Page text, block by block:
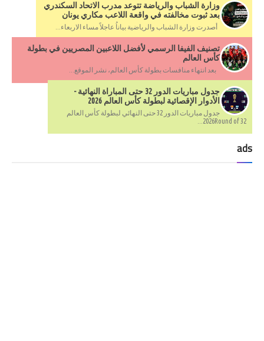
وزارة الشباب والرياضة تتوعد مدرب الاتحاد السكندري
بعد ثبوت مخالفته في واقعة اللاعب مكاري يونان
أصدرت وزارة الشباب والرياضية بياناُ عاجلاً مساء الاربعاء...
تصنيف الفيفا الرسمي لأفضل اللاعبين المصريين في بطولة
كأس العالم
بعد انتهاء منافسات بطولة كأس العالم، نشر الموقع...
جدول مباريات الدور 32 حتى المباراة النهائية -
الأدوار الإقصائية لبطولة كأس العالم 2026
جدول مباريات الدور 32 حتى النهائي لبطولة كأس العالم
2026Round of 32...
ads